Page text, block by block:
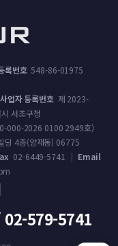
록번호 548-86-01975
업자 등록번호 제 2023-
서초구청
000-2026 0100 2949호)
딩 4층(양재동) 06775
02-6449-5741 | Email
02-579-5741